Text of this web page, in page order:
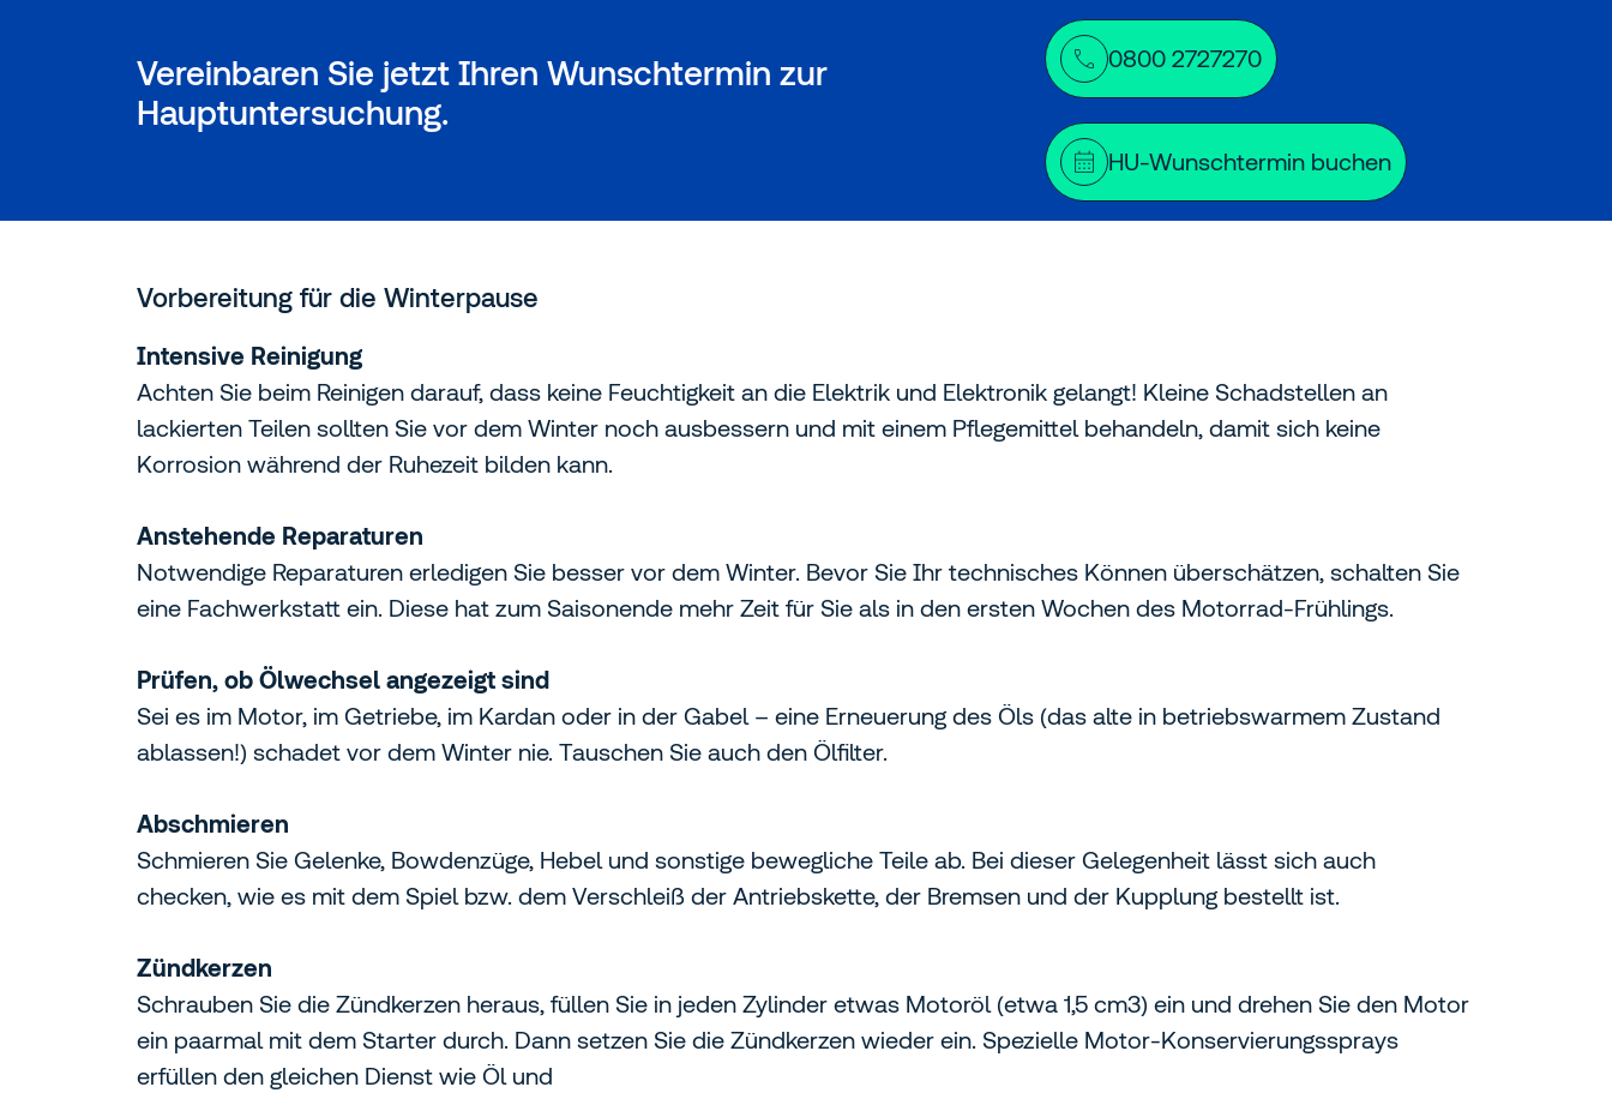
Vereinbaren Sie jetzt Ihren Wunschtermin zur
Hauptuntersuchung.
0800 2727270
HU-Wunschtermin buchen
Vorbereitung für die Winterpause
Intensive Reinigung
Achten Sie beim Reinigen darauf, dass keine Feuchtigkeit an die Elektrik und Elektronik gelangt! Kleine Schadstellen an
lackierten Teilen sollten Sie vor dem Winter noch ausbessern und mit einem Pflegemittel behandeln, damit sich keine
Korrosion während der Ruhezeit bilden kann.
Anstehende Reparaturen
Notwendige Reparaturen erledigen Sie besser vor dem Winter. Bevor Sie Ihr technisches Können überschätzen, schalten Sie
eine Fachwerkstatt ein. Diese hat zum Saisonende mehr Zeit für Sie als in den ersten Wochen des Motorrad-Frühlings.
Prüfen, ob Ölwechsel angezeigt sind
Sei es im Motor, im Getriebe, im Kardan oder in der Gabel – eine Erneuerung des Öls (das alte in betriebswarmem Zustand
ablassen!) schadet vor dem Winter nie. Tauschen Sie auch den Ölfilter.
Abschmieren
Schmieren Sie Gelenke, Bowdenzüge, Hebel und sonstige bewegliche Teile ab. Bei dieser Gelegenheit lässt sich auch
checken, wie es mit dem Spiel bzw. dem Verschleiß der Antriebskette, der Bremsen und der Kupplung bestellt ist.
Zündkerzen
Schrauben Sie die Zündkerzen heraus, füllen Sie in jeden Zylinder etwas Motoröl (etwa 1,5 cm3) ein und drehen Sie den Motor
ein paarmal mit dem Starter durch. Dann setzen Sie die Zündkerzen wieder ein. Spezielle Motor-Konservierungssprays
erfüllen den gleichen Dienst wie Öl und